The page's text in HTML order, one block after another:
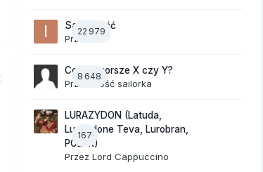
22 979
Samotność
Przez
8 648
Co jest gorsze X czy Y?
Przez Gość sailorka
167
LURAZYDON (Latuda,
Lurasidone Teva, Lurobran,
POLUR)
Przez Lord Cappuccino